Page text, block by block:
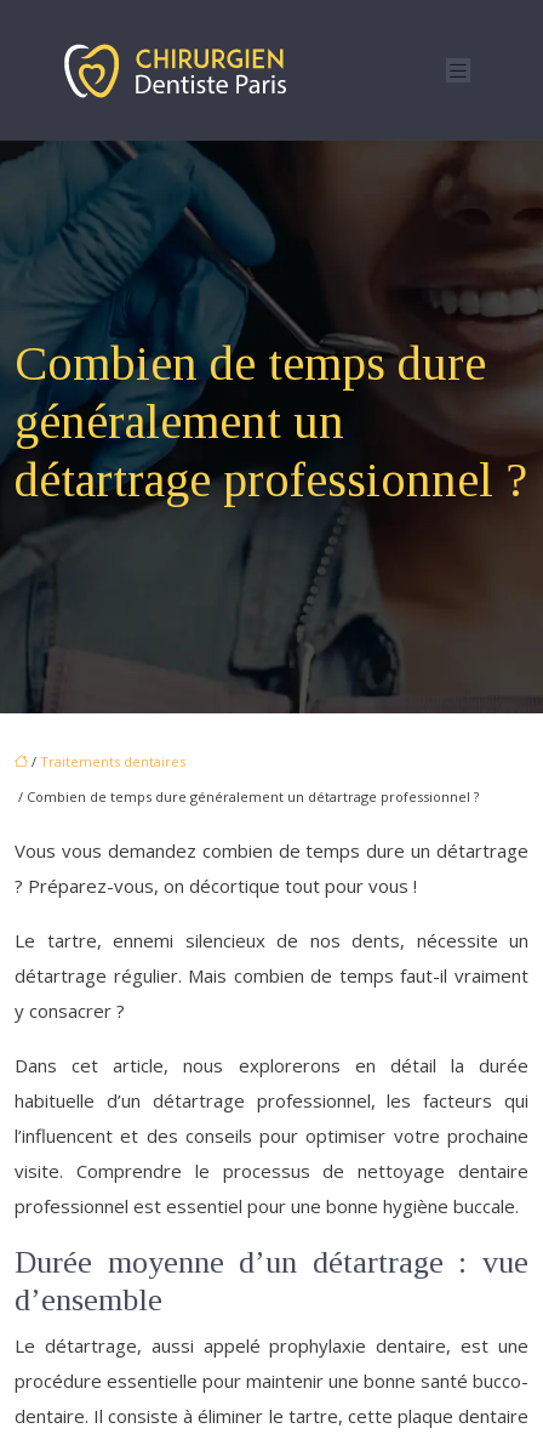
Combien de temps dure
généralement un
détartrage professionnel ?
/ Traitements dentaires
/ Combien de temps dure généralement un détartrage professionnel ?
Vous vous demandez combien de temps dure un détartrage
? Préparez-vous, on décortique tout pour vous !
Le tartre, ennemi silencieux de nos dents, nécessite un
détartrage régulier. Mais combien de temps faut-il vraiment
y consacrer ?
Dans cet article, nous explorerons en détail la durée
habituelle d’un détartrage professionnel, les facteurs qui
l’influencent et des conseils pour optimiser votre prochaine
visite. Comprendre le processus de nettoyage dentaire
professionnel est essentiel pour une bonne hygiène buccale.
Durée moyenne d’un détartrage : vue
d’ensemble
Le détartrage, aussi appelé prophylaxie dentaire, est une
procédure essentielle pour maintenir une bonne santé bucco-
dentaire. Il consiste à éliminer le tartre, cette plaque dentaire